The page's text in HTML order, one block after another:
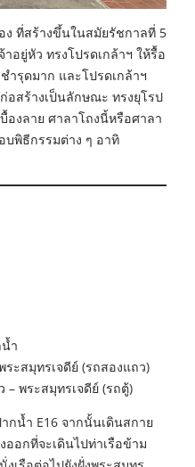
ง ที่สร้างขึ้นในสมัยรัชกาลที่ 5
อยู่หัว ทรงโปรดเกล้าฯ ให้รื้อ
ำรุดมาก และโปรดเกล้าฯ
อสร้างเป็นลักษณะ ทรงยุโรป
องลาย ศาลาโถงนี้หรือศาลา
บพิธีกรรมต่าง ๆ อาทิ
น้ำ
ระสมุทรเจดีย์ (รถสองแถว)
– พระสมุทรเจดีย์ (รถตู้)
กน้ำ E16 จากนั้นเดินสกาย
อกที่จะเดินไปท่าเรือข้าม